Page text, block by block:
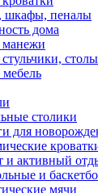
шкафы, пеналы
дома
манежи
стульчики,
мебель
столики
для
и активный
и
мячи